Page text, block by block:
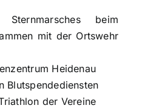
beim
mit der Ortswehr
Heidenau
Blutspendediensten
der Vereine